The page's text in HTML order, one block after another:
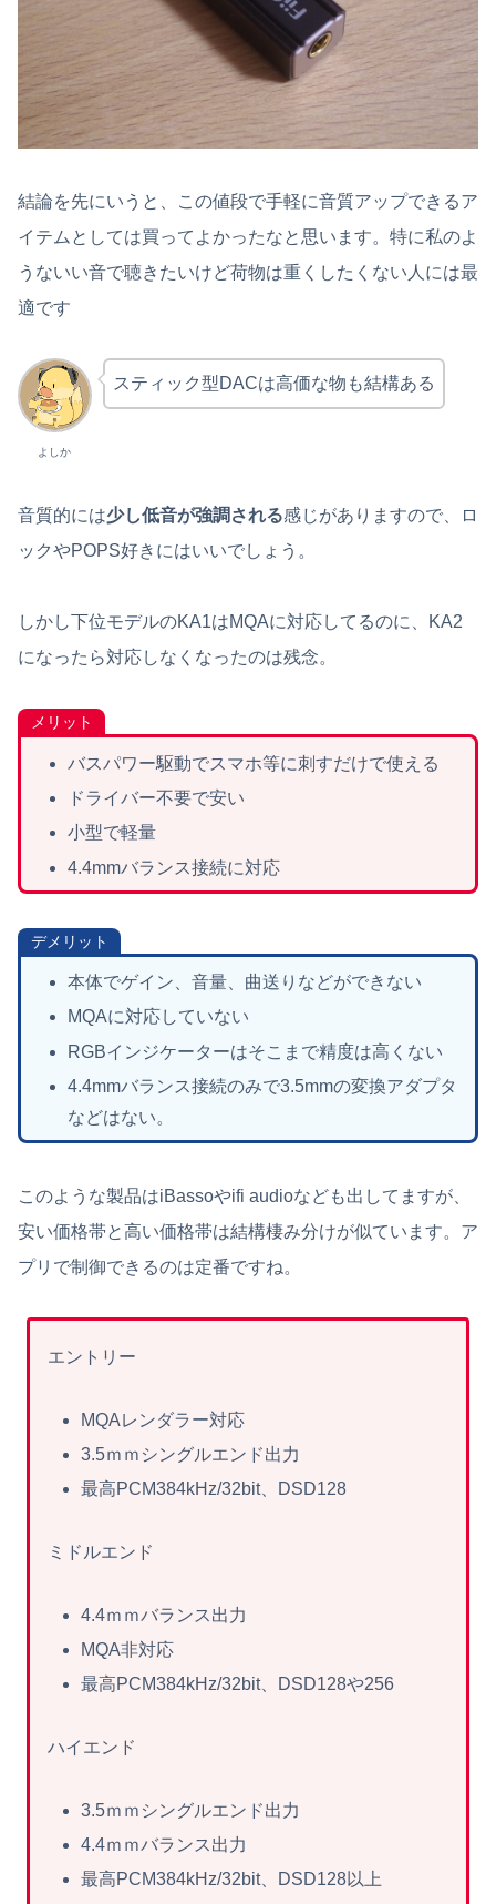
結論を先にいうと、この値段で手軽に音質アップできるア
イテムとしては買ってよかったなと思います。特に私のよ
うないい音で聴きたいけど荷物は重くしたくない人には最
適です
よしか
スティック型DACは高価な物も結構ある
音質的には少し低音が強調される感じがありますので、ロ
ックやPOPS好きにはいいでしょう。
しかし下位モデルのKA1はMQAに対応してるのに、KA2
になったら対応しなくなったのは残念。
メリット
バスパワー駆動でスマホ等に刺すだけで使える
ドライバー不要で安い
小型で軽量
4.4mmバランス接続に対応
デメリット
本体でゲイン、音量、曲送りなどができない
MQAに対応していない
RGBインジケーターはそこまで精度は高くない
4.4mmバランス接続のみで3.5mmの変換アダプタ
などはない。
このような製品はiBassoやifi audioなども出してますが、
安い価格帯と高い価格帯は結構棲み分けが似ています。ア
プリで制御できるのは定番ですね。
エントリー
MQAレンダラー対応
3.5ｍｍシングルエンド出力
最高PCM384kHz/32bit、DSD128
ミドルエンド
4.4ｍｍバランス出力
MQA非対応
最高PCM384kHz/32bit、DSD128や256
ハイエンド
3.5ｍｍシングルエンド出力
4.4ｍｍバランス出力
最高PCM384kHz/32bit、DSD128以上